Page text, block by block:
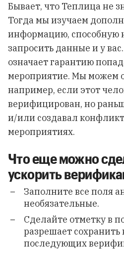
Бывает, что Теплица не
Тогда мы изучаем
информацию, способную
запросить данные и у
означает гарантию
мероприятие. Мы можем
например, если этот
верифицирован, но
и/или создавал
мероприятиях.
Что еще можно
ускорить
Заполните все поля
необязательные.
Сделайте отметку в
разрешает
последующих